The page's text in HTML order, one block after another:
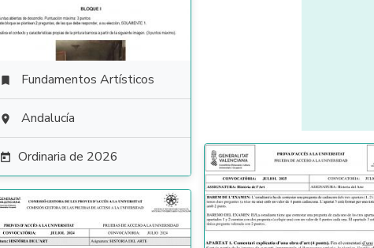
 Fundamentos Artísticos
 Andalucía
 Ordinaria de 2026